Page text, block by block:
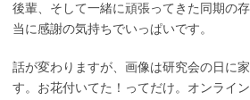
後輩、そして一緒に頑張ってきた同期の
当に感謝の気持ちでいっぱいです。
話が変わりますが、画像は研究会の日に
す。お花付いてた！ってだけ。オンライ